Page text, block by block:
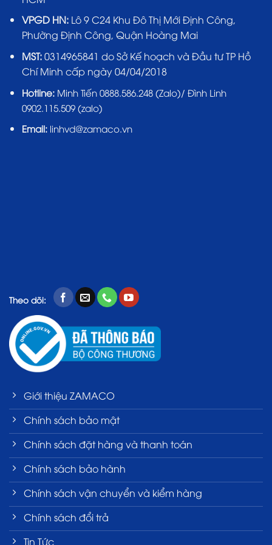
VPGD HN:Lô 9 C24 Khu Đô Thị Mới Định Công,
Phường Định Công, Quận Hoàng Mai
MST:0314965841 do Sở Kế hoạch và Đầu tư TP Hồ
Chí Minh cấp ngày 04/04/2018
Hotline: Minh Tiến 0888.586.248 (Zalo)/ Đình Linh
0902.115.509 (zalo)
Email:linhvd@zamaco.vn
Theo dõi:
Giới thiệu ZAMACO
Chính sách bảo mật
Chính sách đặt hàng và thanh toán
Chính sách bảo hành
Chính sách vận chuyển và kiểm hàng
Chính sách đổi trả
Tin Tức